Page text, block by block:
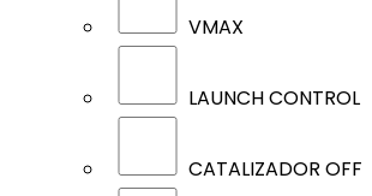
VMAX
LAUNCH CONTROL
CATALIZADOR OFF